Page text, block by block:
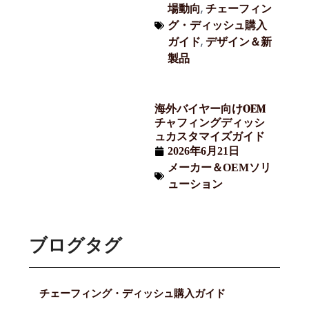
場動向, チェーフィン
グ・ディッシュ購入
ガイド, デザイン＆新
製品
海外バイヤー向けOEM
チャフィングディッシ
ュカスタマイズガイド
2026年6月21日
メーカー＆OEMソリ
ューション
ブログタグ
チェーフィング・ディッシュ購入ガイド